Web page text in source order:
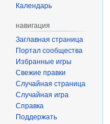
Календарь
навигация
Заглавная страница
Портал сообщества
Избранные игры
Свежие правки
Случайная страница
Случайная игра
Справка
Поддержать